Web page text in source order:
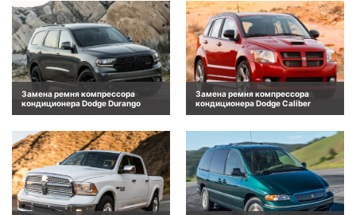
Замена ремня компрессора
кондиционера Dodge Durango
Замена ремня компрессора
кондиционера Dodge Caliber